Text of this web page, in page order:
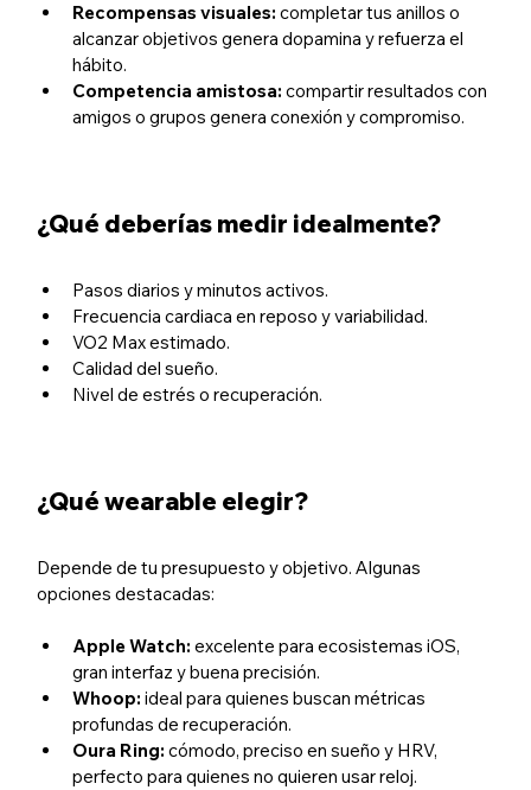
Recompensas visuales: completar tus anillos o
alcanzar objetivos genera dopamina y refuerza el
hábito.
Competencia amistosa: compartir resultados con
amigos o grupos genera conexión y compromiso.
¿Qué deberías medir idealmente?
Pasos diarios y minutos activos.
Frecuencia cardiaca en reposo y variabilidad.
VO2 Max estimado.
Calidad del sueño.
Nivel de estrés o recuperación.
¿Qué wearable elegir?
Depende de tu presupuesto y objetivo. Algunas
opciones destacadas:
Apple Watch: excelente para ecosistemas iOS,
gran interfaz y buena precisión.
Whoop: ideal para quienes buscan métricas
profundas de recuperación.
Oura Ring: cómodo, preciso en sueño y HRV,
perfecto para quienes no quieren usar reloj.